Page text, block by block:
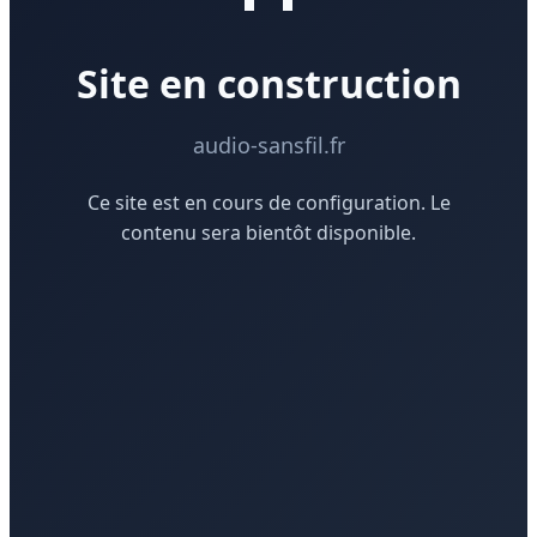
Site en construction
audio-sansfil.fr
Ce site est en cours de configuration. Le
contenu sera bientôt disponible.